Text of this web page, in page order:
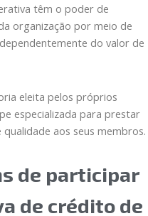
têm o poder de
organização por meio de
do valor de
eleita pelos próprios
especializada para prestar
aos seus membros.
de participar
de crédito de